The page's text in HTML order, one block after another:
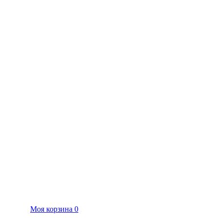
Моя корзина 0